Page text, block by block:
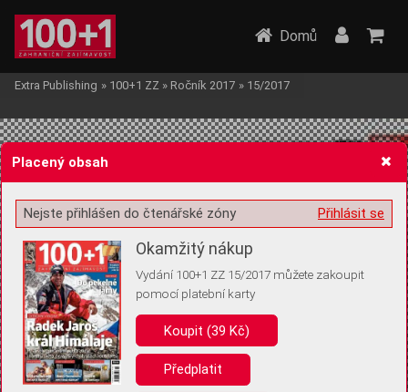
Žádost o souhlas s ukládáním volitelných informací
Pro základní fungování webu nepotřebujeme ukládat žádné informace
(tzv. cookies apod.). Rádi bychom vás ale požádali o souhlas s
uložením volitelných informací:
Domů
Extra Publishing » 100+1 ZZ » Ročník 2017 » 15/2017
Placený obsah
Přihlásit se
Nejste přihlášen do čtenářské zóny
Okamžitý nákup
Vydání 100+1 ZZ 15/2017 můžete zakoupit
pomocí platební karty
Koupit (39 Kč)
Předplatit